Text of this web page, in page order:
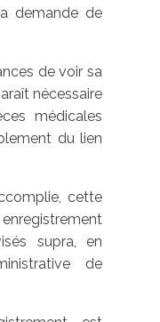
demande de
de voir sa
nécessaire
médicales
du lien
cette
enregistrement
supra, en
de